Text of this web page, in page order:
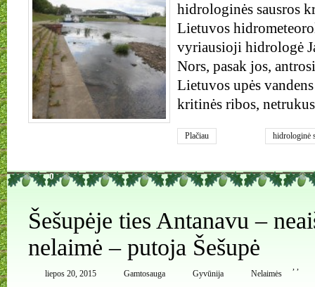
hidrologinės sausros
Lietuvos
vyriausioji hidrologė
Nors, pasak jos,
Lietuvos upės
kritinės ribos,
Plačiau hidrologinė
0
Šešupėje ties Antanavu –
nelaimė – putoja Šešupė
liepos 20, 2015 Gamtosauga
,
Gyvūnija
,
Nelaimės